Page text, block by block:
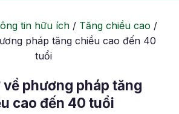
tin hữu ích/ Tăng chiều cao /
pháp tăng chiều cao đến 40
tuổi
phương pháp tăng
cao đến 40 tuổi